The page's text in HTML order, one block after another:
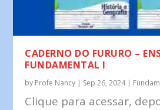
CADERNO DO FURURO –
FUNDAMENTAL I
by Profe Nancy | Sep 26, 2024|
Clique para acessar,